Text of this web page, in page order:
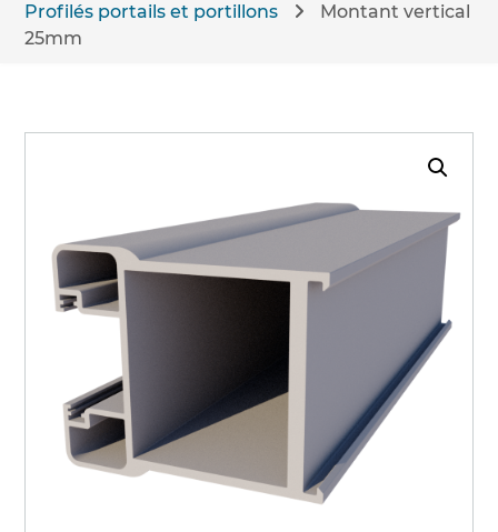
Profilés portails et portillons
Montant vertical
25mm